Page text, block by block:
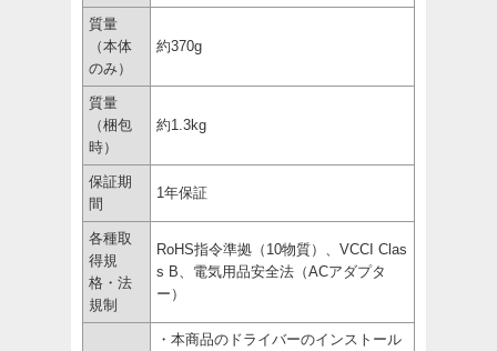
質量
（本体
のみ）
約370g
質量
（梱包
時）
約1.3kg
保証期
間
1年保証
各種取
得規
格・法
規制
RoHS指令準拠（10物質）、VCCI Clas
s B、電気用品安全法（ACアダプタ
ー）
・本商品のドライバーのインストール